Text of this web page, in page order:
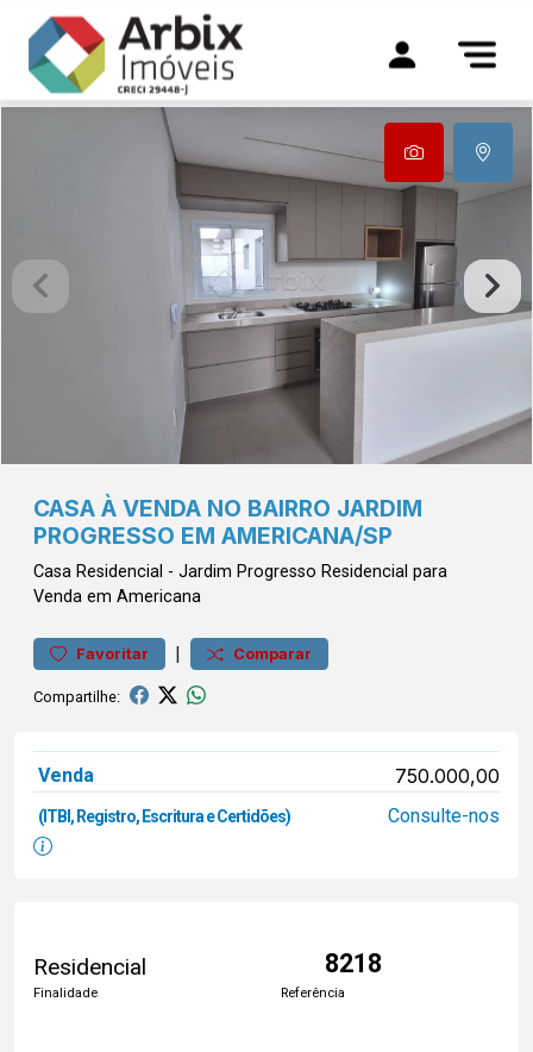
CASA À VENDA NO BAIRRO JARDIM
PROGRESSO EM AMERICANA/SP
Casa Residencial - Jardim Progresso Residencial para
Venda em Americana
Favoritar | Comparar
Compartilhe:
Venda 750.000,00
(ITBI, Registro, Escritura e Certidões) Consulte-nos
Residencial
Finalidade
8218
Referência